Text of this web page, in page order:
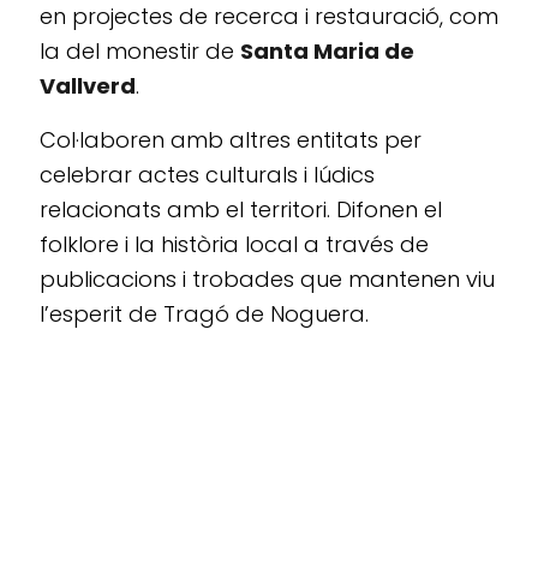
en projectes de recerca i restauració, com
la del monestir de Santa Maria de
Vallverd.
Col·laboren amb altres entitats per
celebrar actes culturals i lúdics
relacionats amb el territori. Difonen el
folklore i la història local a través de
publicacions i trobades que mantenen viu
l’esperit de Tragó de Noguera.